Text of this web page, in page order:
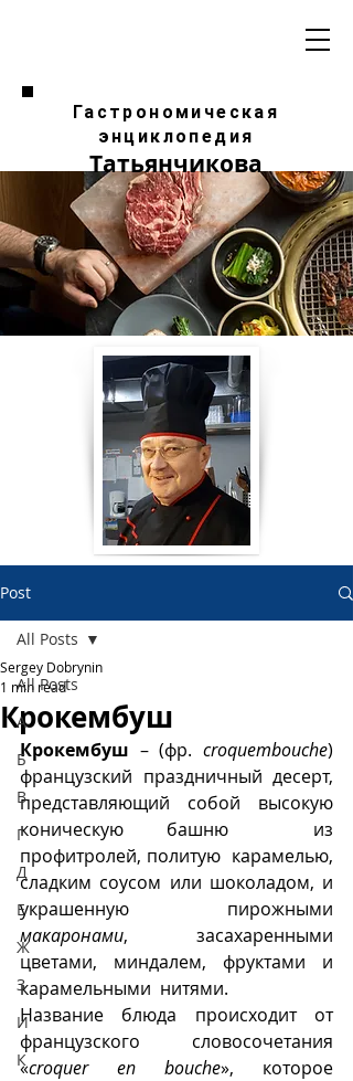
Гастрономическая
энциклопедия
Татьянчикова
Post
All Posts
А
Б
В
Г
Д
Е
Ж
З
И
К
All Posts
Крокембуш
Sergey Dobrynin
1 min read
Крокембуш – (фр. croquembouche)
французский праздничный десерт,
представляющий собой высокую
коническую башню  из
профитролей, политую  карамелью,
сладким соусом или шоколадом, и
макаронами, засахаренными
цветами, миндалем, фруктами и
карамельными  нитями.
Название блюда происходит от
французского словосочетания
«croquer en bouche», которое